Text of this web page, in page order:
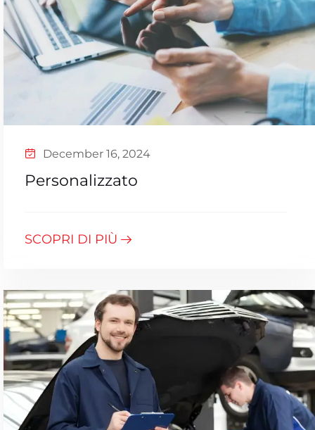
December 16, 2024
Personalizzato
SCOPRI DI PIÙ